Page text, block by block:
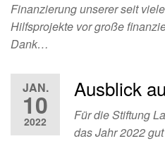
Finanzierung unserer seit
Hilfsprojekte vor große
Dank…
JAN.
10
2022
Ausblick
Für die Stiftung
das Jahr 2022